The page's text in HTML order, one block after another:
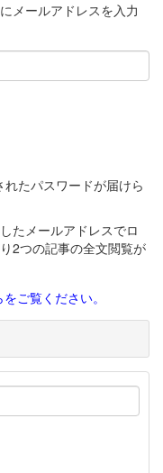
メールアドレスを入力
たパスワードが届けら
たメールアドレスでロ
2つの記事の全文閲覧が
ご覧ください。